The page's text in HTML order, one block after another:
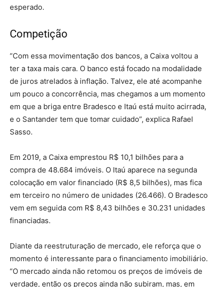
esperado.
Competição
“Com essa movimentação dos bancos, a Caixa voltou a
ter a taxa mais cara. O banco está focado na modalidade
de juros atrelados à inflação. Talvez, ele até acompanhe
um pouco a concorrência, mas chegamos a um momento
em que a briga entre Bradesco e Itaú está muito acirrada,
e o Santander tem que tomar cuidado”, explica Rafael
Sasso.
Em 2019, a Caixa emprestou R$ 10,1 bilhões para a
compra de 48.684 imóveis. O Itaú aparece na segunda
colocação em valor financiado (R$ 8,5 bilhões), mas fica
em terceiro no número de unidades (26.466). O Bradesco
vem em seguida com R$ 8,43 bilhões e 30.231 unidades
financiadas.
Diante da reestruturação de mercado, ele reforça que o
momento é interessante para o financiamento imobiliário.
“O mercado ainda não retomou os preços de imóveis de
verdade, então os preços ainda não subiram, mas, em